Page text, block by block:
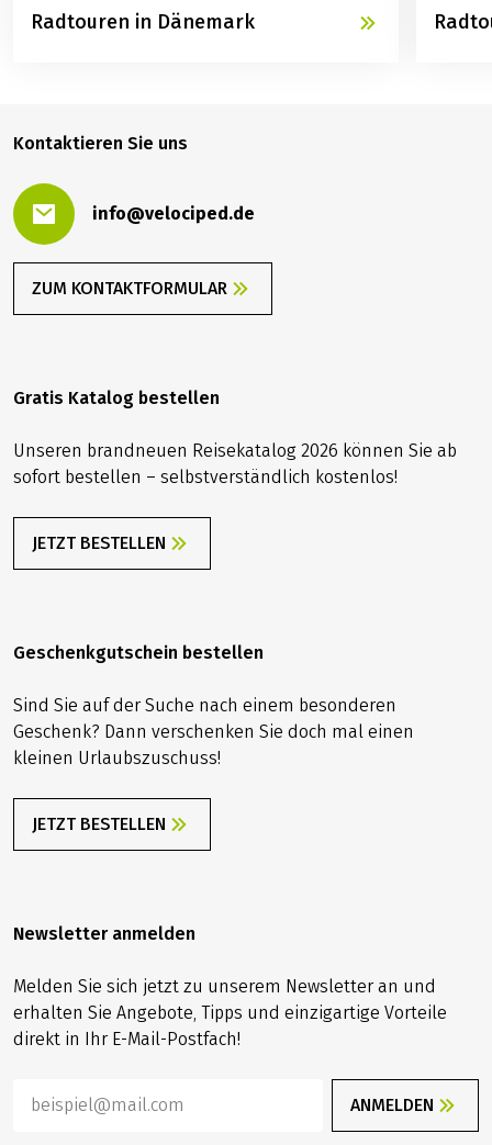
Radtouren in Dänemark
Kontaktieren Sie uns
info@velociped.de
ZUM KONTAKTFORMULAR
Gratis Katalog bestellen
Unseren brandneuen Reisekatalog 2026 können Sie ab
sofort bestellen – selbstverständlich kostenlos!
JETZT BESTELLEN
Geschenkgutschein bestellen
Sind Sie auf der Suche nach einem besonderen
Geschenk? Dann verschenken Sie doch mal einen
kleinen Urlaubszuschuss!
JETZT BESTELLEN
Newsletter anmelden
Melden Sie sich jetzt zu unserem Newsletter an und
erhalten Sie Angebote, Tipps und einzigartige Vorteile
direkt in Ihr E-Mail-Postfach!
ANMELDEN